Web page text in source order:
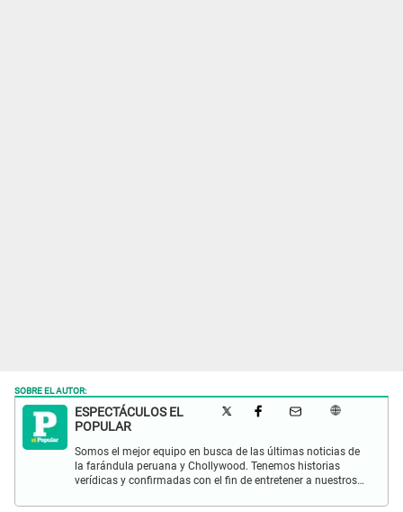
SOBRE EL AUTOR:
ESPECTÁCULOS EL
POPULAR
Somos el mejor equipo en busca de las últimas noticias de
la farándula peruana y Chollywood. Tenemos historias
verídicas y confirmadas con el fin de entretener a nuestros